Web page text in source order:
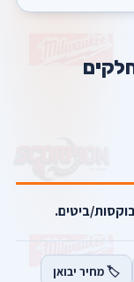
🏷️ מחיר יבואן